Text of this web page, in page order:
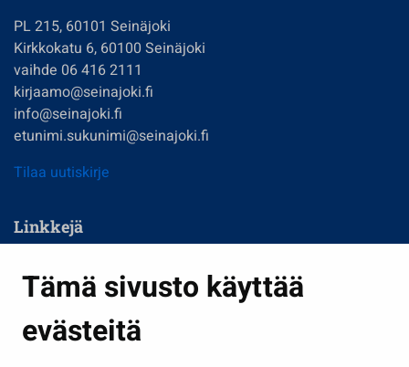
Tämä sivusto käyttää
evästeitä
PL 215, 60101 Seinäjoki
Kirkkokatu 6, 60100 Seinäjoki
vaihde 06 416 2111
kirjaamo@seinajoki.fi
info@seinajoki.fi
etunimi.sukunimi@seinajoki.fi
Tilaa uutiskirje
Linkkejä
Kasvatus ja opetus
Kulttuuri ja liikunta